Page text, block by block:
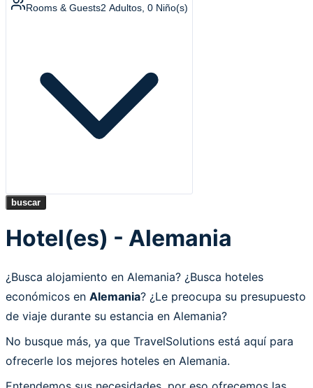
Rooms & Guests2 Adultos 0 Niño(s)
buscar
Hotel(es) - Alemania
¿Busca alojamiento en Alemania? ¿Busca hoteles
económicos en Alemania? ¿Le preocupa su presupuesto
de viaje durante su estancia en Alemania?
No busque más, ya que TravelSolutions está aquí para
ofrecerle los mejores hoteles en Alemania.